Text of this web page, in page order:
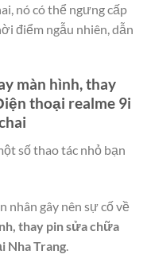
nó có thể ngưng cấp
điểm ngẫu nhiên, dẫn
màn hình, thay
thoại realme 9i
số thao tác nhỏ bạn
nhân gây nên sự cố về
thay pin sửa chữa
Nha Trang.